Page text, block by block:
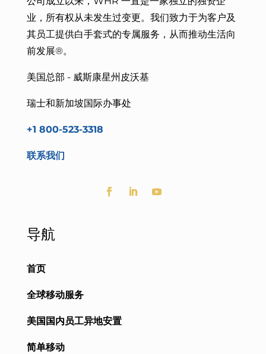
业，所有权从未发生过变更。我们致力于为客户及
其员工提供白手套式的专属服务，从而推动生活向
前发展®。
美国总部 - 威斯康星州皮沃基
瑞士和新加坡国际办事处
+1 800-523-3318
联系我们
导航
首页
全球移动服务
美国国内员工异地安置
简单移动